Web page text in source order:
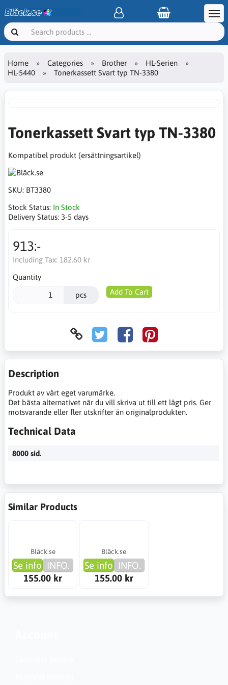
Home Categories Brother
HL-Serien
HL-5440
Tonerkassett Svart typ TN-3380
Tonerkassett Svart typ TN-3380
Kompatibel produkt (ersättningsartikel)
SKU: BT3380
Stock Status: In Stock
Delivery Status: 3-5 days
913:-
Including Tax: 182.60 kr
Quantity
pcs Add To Cart
Description
Produkt av vårt eget varumärke.
Det bästa alternativet när du vill skriva ut till ett lågt pris. Ger
motsvarande eller fler utskrifter än originalprodukten.
Technical Data
8000 sid.
Similar Products
Bläck.se
Se info INFO.
155.00 kr
Bläck.se
Se info INFO.
155.00 kr